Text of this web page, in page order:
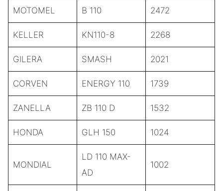
MOTOMEL B 110 2472
KELLER KN110-8 2268
GILERA SMASH 2021
CORVEN ENERGY 110 1739
ZANELLA ZB 110 D 1532
HONDA GLH 150 1024
MONDIAL
LD 110 MAX-
AD
1002